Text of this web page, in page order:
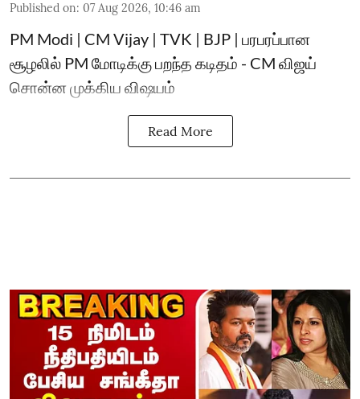
Published on: 07 Aug 2026, 10:46 am
PM Modi | CM Vijay | TVK | BJP | பரபரப்பான
சூழலில் PM மோடிக்கு பறந்த கடிதம் - CM விஜய்
சொன்ன முக்கிய விஷயம்
Read More